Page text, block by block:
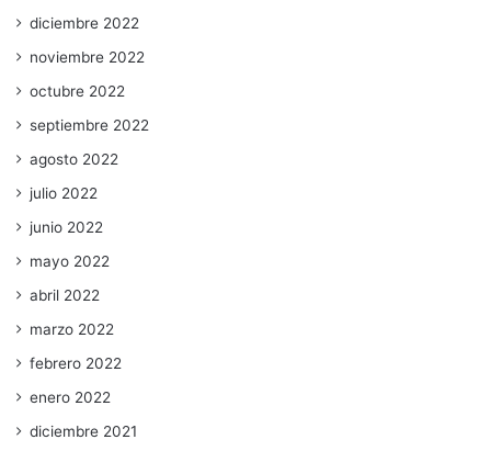
diciembre 2022
noviembre 2022
octubre 2022
septiembre 2022
agosto 2022
julio 2022
junio 2022
mayo 2022
abril 2022
marzo 2022
febrero 2022
enero 2022
diciembre 2021